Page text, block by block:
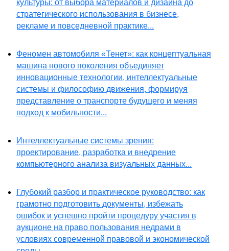
культуры: от выбора материалов и дизайна до
стратегического использования в бизнесе,
рекламе и повседневной практике...
Феномен автомобиля «Тенет»: как концептуальная
машина нового поколения объединяет
инновационные технологии, интеллектуальные
системы и философию движения, формируя
представление о транспорте будущего и меняя
подход к мобильности...
Интеллектуальные системы зрения:
проектирование, разработка и внедрение
компьютерного анализа визуальных данных...
Глубокий разбор и практическое руководство: как
грамотно подготовить документы, избежать
ошибок и успешно пройти процедуру участия в
аукционе на право пользования недрами в
условиях современной правовой и экономической